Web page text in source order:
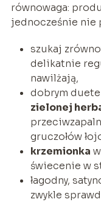
równowaga:
jednocześnie nie
szukaj
delikatnie
nawilżają,
dobrym
zielonej
gruczołów
krzemionka
świecenie w
łagodny,
zwykle